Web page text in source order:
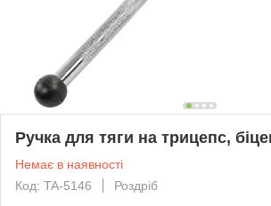
Ручка для тяги на трицепс,
Немає в наявності
Код: TA-5146
Роздріб